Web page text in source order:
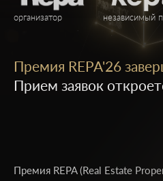
организатор
Премия REPA'26
Прием заявок
независимый
Премия REPA (Real Estate